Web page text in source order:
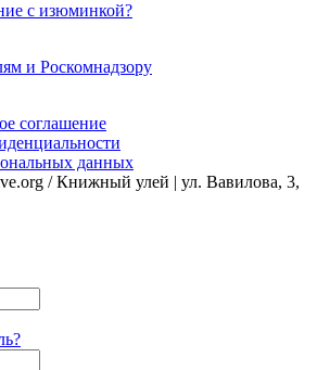
с изюминкой?
и Роскомнадзору
соглашение
данных
/ Книжный улей | ул. Вавилова, 3,